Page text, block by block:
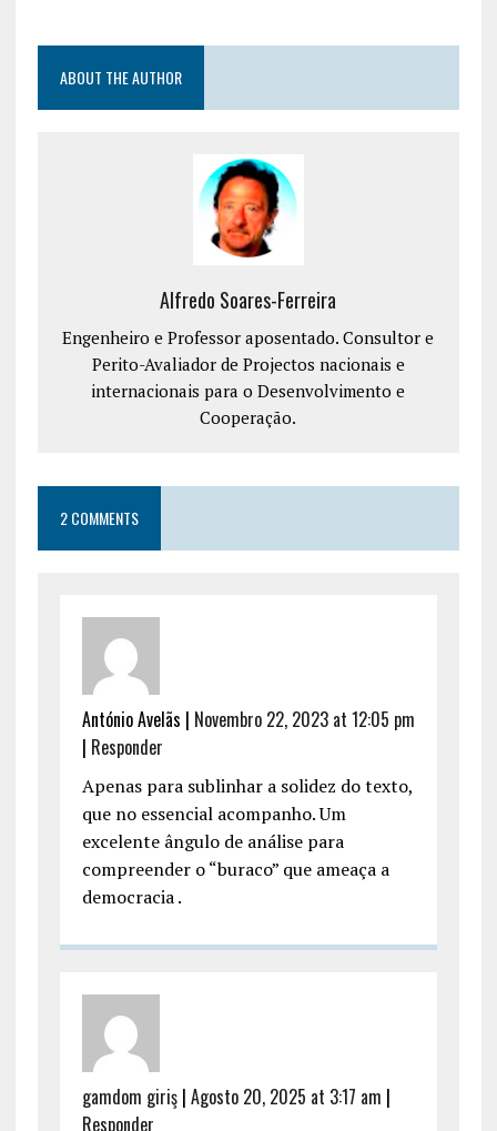
ABOUT THE AUTHOR
Alfredo Soares-Ferreira
Engenheiro e Professor aposentado. Consultor e
Perito-Avaliador de Projectos nacionais e
internacionais para o Desenvolvimento e
Cooperação.
2 COMMENTS
António Avelãs | Novembro 22, 2023 at 12:05 pm
| Responder
Apenas para sublinhar a solidez do texto,
que no essencial acompanho. Um
excelente ângulo de análise para
compreender o “buraco” que ameaça a
democracia .
gamdom giriş| Agosto 20, 2025 at 3:17 am |
Responder